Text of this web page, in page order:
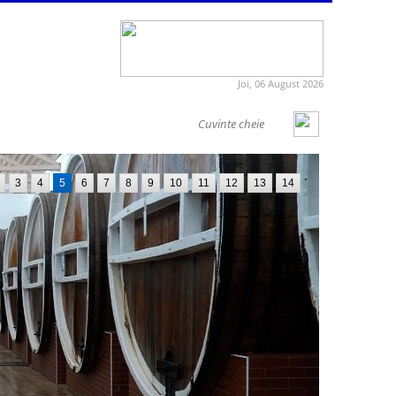
Joi, 06 August 2026
3 4 5 6 7 8 9 10 11 12 13 14